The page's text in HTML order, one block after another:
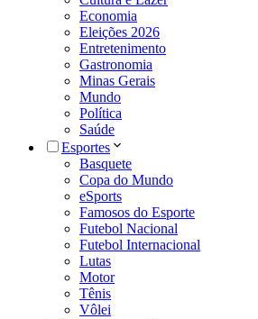
Economia
Eleições 2026
Entretenimento
Gastronomia
Minas Gerais
Mundo
Política
Saúde
Esportes
Basquete
Copa do Mundo
eSports
Famosos do Esporte
Futebol Nacional
Futebol Internacional
Lutas
Motor
Tênis
Vôlei